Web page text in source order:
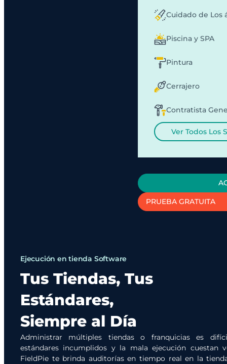
Cuidado de Los
Piscina y SPA
Pintura
Cerrajero
Contratista
Ver Todos Los
PRUEBA GRATUITA
Ejecución en tienda Software
Tus Tiendas, Tus
Estándares,
Siempre al Día
Administrar múltiples tiendas o franquicias es
estándares incumplidos y la mala ejecución cuestan
FieldPie te brinda auditorías en tiempo real en la